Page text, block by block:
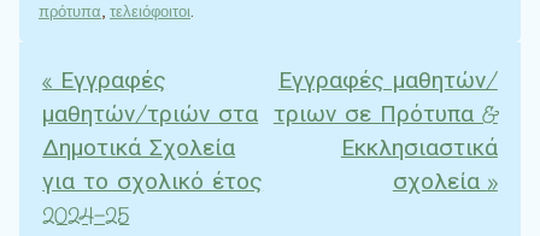
πρότυπα, τελειόφοιτοι.
Πλοήγηση άρθρων
«Εγγραφές
μαθητών/τριών στα
Δημοτικά Σχολεία
για το σχολικό έτος
2024-25
Εγγραφές μαθητών/
τριων σε Πρότυπα &
Εκκλησιαστικά
σχολεία»